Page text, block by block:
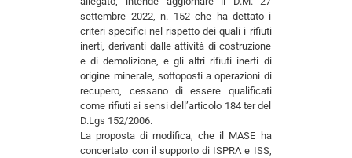
settembre 2022, n. 152 che ha dettato i
criteri specifici nel rispetto dei quali i rifiuti
inerti, derivanti dalle attività di costruzione
e di demolizione, e gli altri rifiuti inerti di
origine minerale, sottoposti a operazioni di
recupero, cessano di essere qualificati
come rifiuti ai sensi dell’articolo 184 ter del
D.Lgs 152/2006.
La proposta di modifica, che il MASE ha
concertato con il supporto di ISPRA e ISS,